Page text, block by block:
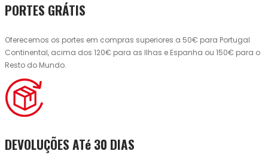
PORTES GRÁTIS
Oferecemos os portes em compras superiores a 50€ para Portugal
Continental, acima dos 120€ para as Ilhas e Espanha ou 150€ para o
Resto do Mundo.
DEVOLUÇÕES ATé 30 DIAS